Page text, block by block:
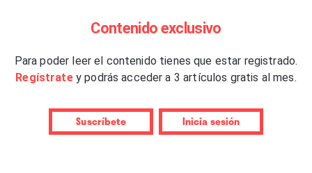
allá de la transparenciamainstreamo las más
mal” (2020), ya grabado en castellano como Casero,
el disco que reveló realmente el potencial expresivo
palabras sencillas, de emocionar sin tirar de
melismas desorbitados y de recordarnos de las
Contenido exclusivo
Para poder leer el contenido tienes que estar registrado.
Regístrate y podrás acceder a 3 artículos gratis al mes.
Suscríbete Inicia sesión